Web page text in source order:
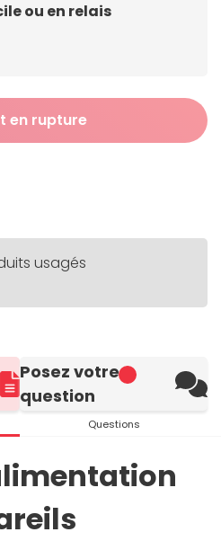
ou en relais
en rupture
usagés
Posez votre
question
Questions